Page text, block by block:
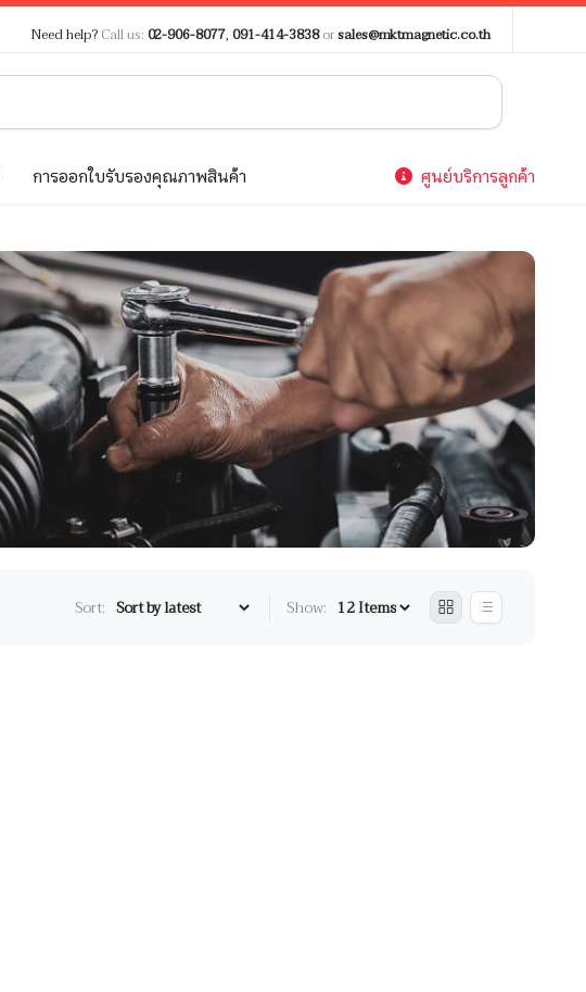
Need help? Call us: 02-906-8077,091-414-3838orsales@mktmagnetic.co.th
การออกใบรับรองคุณภาพสินค้า ศูนย์บริการลูกค้า
Sort: Show: